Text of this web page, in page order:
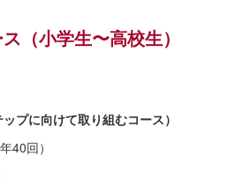
（小学生〜高校生）
プに向けて取り組むコース）
40回）